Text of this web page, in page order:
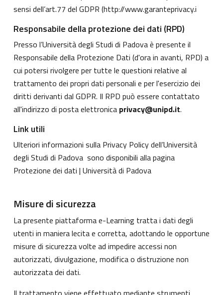
sensi dell’art.77 del GDPR (http://www.garanteprivacy.i
Responsabile della protezione dei dati (RPD)
Presso l’Università degli Studi di Padova è presente il
Responsabile della Protezione Dati (d'ora in avanti, RPD) a
cui potersi rivolgere per tutte le questioni relative al
trattamento dei propri dati personali e per l'esercizio dei
diritti derivanti dal GDPR. Il RPD può essere contattato
all'indirizzo di posta elettronica privacy@unipd.it.
Link utili
Ulteriori informazioni sulla Privacy Policy dell’Università
degli Studi di Padova sono disponibili alla pagina
Protezione dei dati | Università di Padova
Misure di sicurezza
La presente piattaforma e-Learning tratta i dati degli
utenti in maniera lecita e corretta, adottando le opportune
misure di sicurezza volte ad impedire accessi non
autorizzati, divulgazione, modifica o distruzione non
autorizzata dei dati.